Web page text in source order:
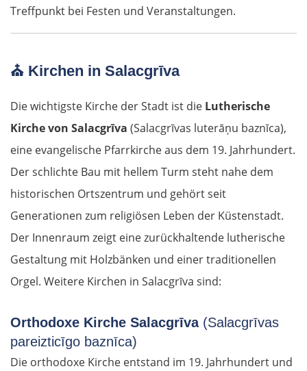
Treffpunkt bei Festen und Veranstaltungen.
⛪ Kirchen in Salacgrīva
Die wichtigste Kirche der Stadt ist die Lutherische
Kirche von Salacgrīva (Salacgrīvas luterāņu baznīca),
eine evangelische Pfarrkirche aus dem 19. Jahrhundert.
Der schlichte Bau mit hellem Turm steht nahe dem
historischen Ortszentrum und gehört seit
Generationen zum religiösen Leben der Küstenstadt.
Der Innenraum zeigt eine zurückhaltende lutherische
Gestaltung mit Holzbänken und einer traditionellen
Orgel. Weitere Kirchen in Salacgrīva sind:
Orthodoxe Kirche Salacgrīva (Salacgrīvas
pareizticīgo baznīca)
Die orthodoxe Kirche entstand im 19. Jahrhundert und